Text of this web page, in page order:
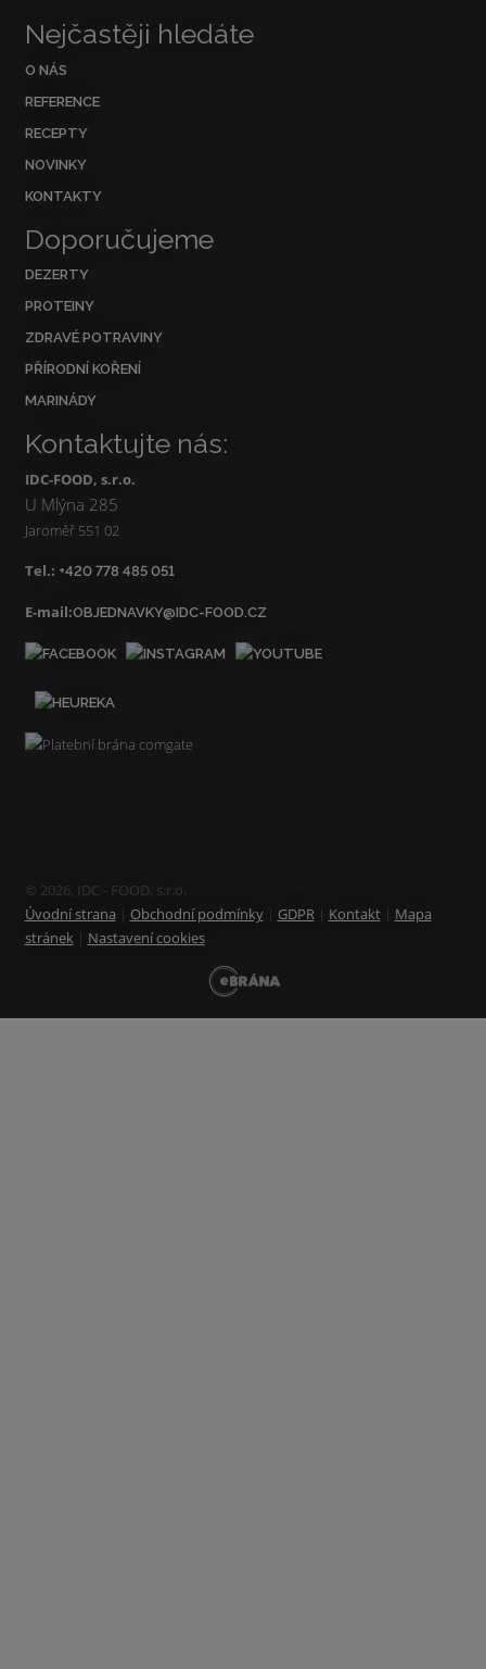
Nejčastěji hledáte
O NÁS
REFERENCE
RECEPTY
NOVINKY
KONTAKTY
Doporučujeme
DEZERTY
PROTEINY
ZDRAVÉ POTRAVINY
PŘÍRODNÍ KOŘENÍ
MARINÁDY
Kontaktujte nás:
IDC-FOOD, s.r.o.
U Mlýna 285
Jaroměř 551 02
Tel.: +420 778 485 051
E-mail:OBJEDNAVKY@IDC-FOOD.CZ
© 2026, IDC - FOOD, s.r.o.
Úvodní strana | Obchodní podmínky | GDPR | Kontakt | Mapa
stránek | Nastavení cookies